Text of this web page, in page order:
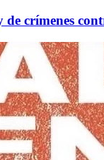
de crímenes